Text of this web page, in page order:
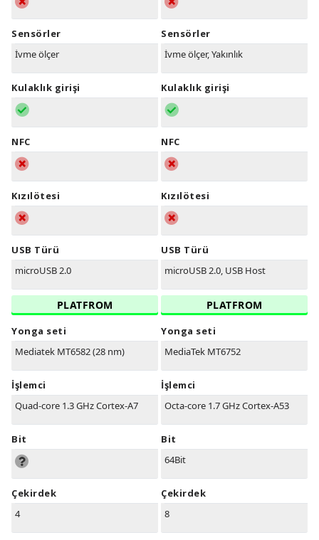
Sensörler
İvme ölçer
Kulaklık girişi
NFC
Kızılötesi
USB Türü
microUSB 2.0
PLATFROM
Yonga seti
Mediatek MT6582 (28 nm)
İşlemci
Quad-core 1.3 GHz Cortex-A7
Bit
Çekirdek
4
Sensörler
İvme ölçer, Yakınlık
Kulaklık girişi
NFC
Kızılötesi
USB Türü
microUSB 2.0, USB Host
PLATFROM
Yonga seti
MediaTek MT6752
İşlemci
Octa-core 1.7 GHz Cortex-A53
Bit
64Bit
Çekirdek
8